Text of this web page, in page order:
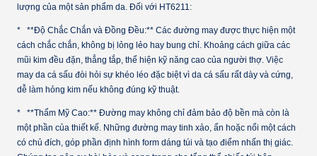
lượng của một sản phẩm da. Đối với HT6211:
* **Độ Chắc Chắn và Đồng Đều:** Các đường may được thực hiện một
cách chắc chắn, không bị lỏng lẻo hay bung chỉ. Khoảng cách giữa các
mũi kim đều đặn, thẳng tắp, thể hiện kỹ năng cao của người thợ. Việc
may da cá sấu đòi hỏi sự khéo léo đặc biệt vì da cá sấu rất dày và cứng,
dễ làm hỏng kim nếu không đúng kỹ thuật.
* **Thẩm Mỹ Cao:** Đường may không chỉ đảm bảo độ bền mà còn là
một phần của thiết kế. Những đường may tinh xảo, ẩn hoặc nổi một cách
có chủ đích, góp phần định hình form dáng túi và tạo điểm nhấn thị giác.